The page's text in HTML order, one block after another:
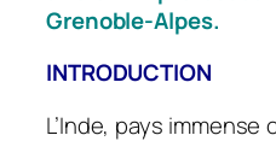
Grenoble-Alpes.
INTRODUCTION
L’Inde, pays immense